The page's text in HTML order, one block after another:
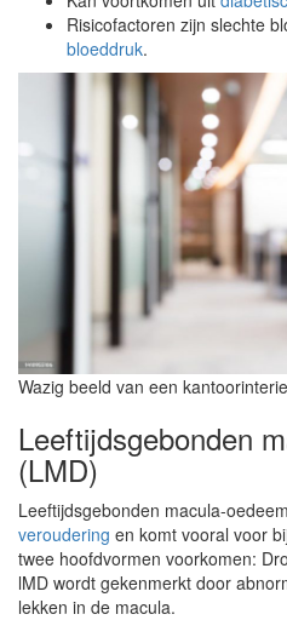
Risicofactoren zijn slechte
bloeddruk.
Wazig beeld van een
Leeftijdsgebonden
(LMD)
Leeftijdsgebonden macula-
veroudering en komt vooral voor
twee hoofdvormen voorkomen:
lMD wordt gekenmerkt door
lekken in de macula.